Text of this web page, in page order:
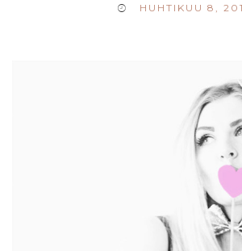
HUHTIKUU 8,